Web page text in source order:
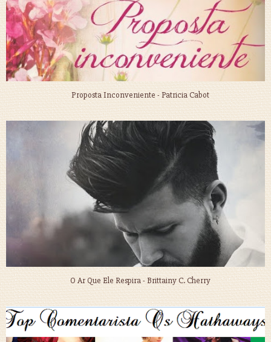
Proposta Inconveniente - Patricia Cabot
O Ar Que Ele Respira - Brittainy C. Cherry